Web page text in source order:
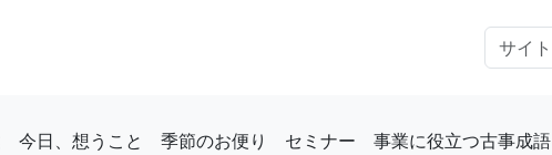
今日、想うこと 季節のお便り セミナー 事業に役立つ古事成語